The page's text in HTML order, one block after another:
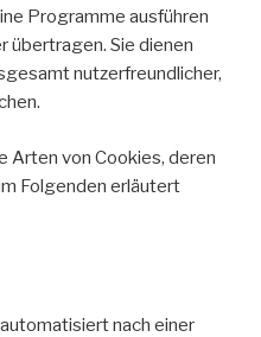
Programme ausführen
übertragen. Sie dienen
nutzerfreundlicher,
Arten von Cookies, deren
Folgenden erläutert
nach einer